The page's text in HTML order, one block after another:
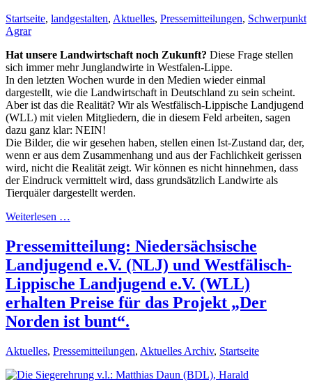
Startseite, landgestalten, Aktuelles, Pressemitteilungen, Schwerpunkt
Agrar
Hat unsere Landwirtschaft noch Zukunft? Diese Frage stellen
sich immer mehr Junglandwirte in Westfalen-Lippe.
In den letzten Wochen wurde in den Medien wieder einmal
dargestellt, wie die Landwirtschaft in Deutschland zu sein scheint.
Aber ist das die Realität? Wir als Westfälisch-Lippische Landjugend
(WLL) mit vielen Mitgliedern, die in diesem Feld arbeiten, sagen
dazu ganz klar: NEIN!
Die Bilder, die wir gesehen haben, stellen einen Ist-Zustand dar, der,
wenn er aus dem Zusammenhang und aus der Fachlichkeit gerissen
wird, nicht die Realität zeigt. Wir können es nicht hinnehmen, dass
der Eindruck vermittelt wird, dass grundsätzlich Landwirte als
Tierquäler dargestellt werden.
Weiterlesen …
Pressemitteilung: Niedersächsische
Landjugend e.V. (NLJ) und Westfälisch-
Lippische Landjugend e.V. (WLL)
erhalten Preise für das Projekt „Der
Norden ist bunt“.
Aktuelles, Pressemitteilungen, Aktuelles Archiv, Startseite